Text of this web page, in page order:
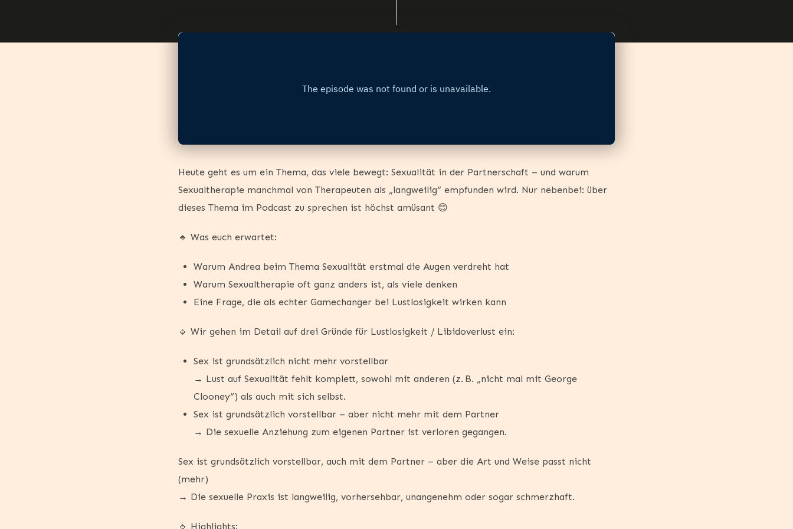
Heute geht es um ein Thema, das viele bewegt: Sexualität in der Partnerschaft – und warum
Sexualtherapie manchmal von Therapeuten als „langweilig“ empfunden wird. Nur nebenbei: über
dieses Thema im Podcast zu sprechen ist höchst amüsant 😊
🔹 Was euch erwartet:
Warum Andrea beim Thema Sexualität erstmal die Augen verdreht hat
Warum Sexualtherapie oft ganz anders ist, als viele denken
Eine Frage, die als echter Gamechanger bei Lustlosigkeit wirken kann
🔹 Wir gehen im Detail auf drei Gründe für Lustlosigkeit / Libidoverlust ein:
Sex ist grundsätzlich nicht mehr vorstellbar
→ Lust auf Sexualität fehlt komplett, sowohl mit anderen (z. B. „nicht mal mit George
Clooney“) als auch mit sich selbst.
Sex ist grundsätzlich vorstellbar – aber nicht mehr mit dem Partner
→ Die sexuelle Anziehung zum eigenen Partner ist verloren gegangen.
Sex ist grundsätzlich vorstellbar, auch mit dem Partner – aber die Art und Weise passt nicht
(mehr)
→ Die sexuelle Praxis ist langweilig, vorhersehbar, unangenehm oder sogar schmerzhaft.
🔹 Highlights: